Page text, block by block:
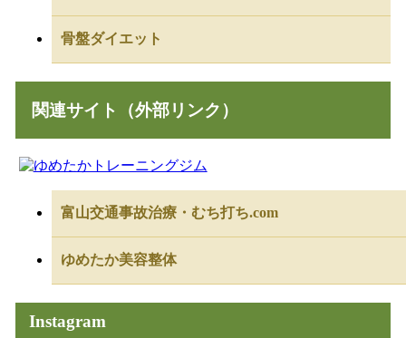
骨盤ダイエット
関連サイト（外部リンク）
富山交通事故治療・むち打ち.com
ゆめたか美容整体
Instagram